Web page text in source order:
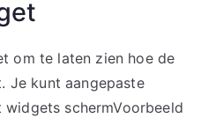
om te laten zien hoe de
Je kunt aangepaste
schermVoorbeeld